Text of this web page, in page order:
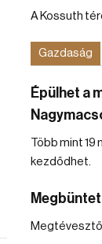
A Kossuth
Gazdaság
Épülhet a
Több mint
kezdődhet.
Megtévesztő